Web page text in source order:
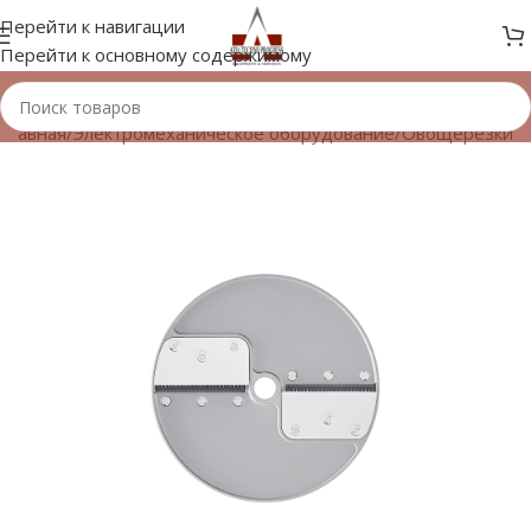
Перейти к навигации
Перейти к основному содержимому
/Электромеханическое оборудование/Овощерезки